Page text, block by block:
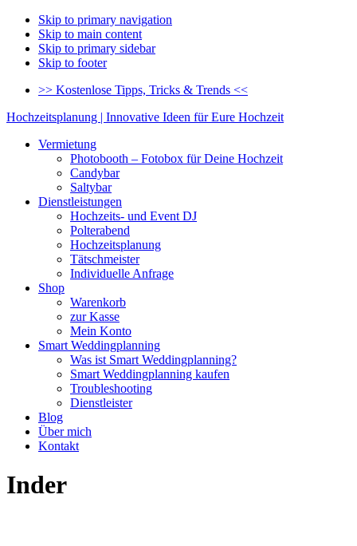
Skip to primary navigation
Skip to main content
Skip to primary sidebar
Skip to footer
>> Kostenlose Tipps, Tricks & Trends <<
Hochzeitsplanung | Innovative Ideen für Eure Hochzeit
Vermietung
Photobooth – Fotobox für Deine Hochzeit
Candybar
Saltybar
Dienstleistungen
Hochzeits- und Event DJ
Polterabend
Hochzeitsplanung
Tätschmeister
Individuelle Anfrage
Shop
Warenkorb
zur Kasse
Mein Konto
Smart Weddingplanning
Was ist Smart Weddingplanning?
Smart Weddingplanning kaufen
Troubleshooting
Dienstleister
Blog
Über mich
Kontakt
Inder